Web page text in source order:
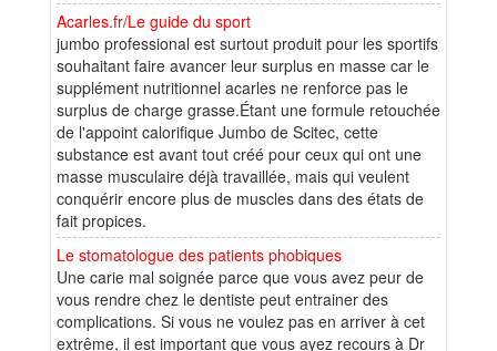
Acarles.fr/Le guide du sport
jumbo professional est surtout produit pour les sportifs
souhaitant faire avancer leur surplus en masse car le
supplément nutritionnel acarles ne renforce pas le
surplus de charge grasse.Étant une formule retouchée
de l'appoint calorifique Jumbo de Scitec, cette
substance est avant tout créé pour ceux qui ont une
masse musculaire déjà travaillée, mais qui veulent
conquérir encore plus de muscles dans des états de
fait propices.
Le stomatologue des patients phobiques
Une carie mal soignée parce que vous avez peur de
vous rendre chez le dentiste peut entrainer des
complications. Si vous ne voulez pas en arriver à cet
extrême, il est important que vous ayez recours à Dr